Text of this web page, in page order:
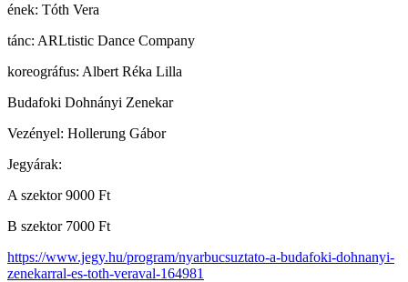
ének: Tóth Vera
tánc: ARLtistic Dance Company
koreográfus: Albert Réka Lilla
Budafoki Dohnányi Zenekar
Vezényel: Hollerung Gábor
Jegyárak:
A szektor 9000 Ft
B szektor 7000 Ft
https://www.jegy.hu/program/nyarbucsuztato-a-budafoki-dohnanyi-
zenekarral-es-toth-veraval-164981